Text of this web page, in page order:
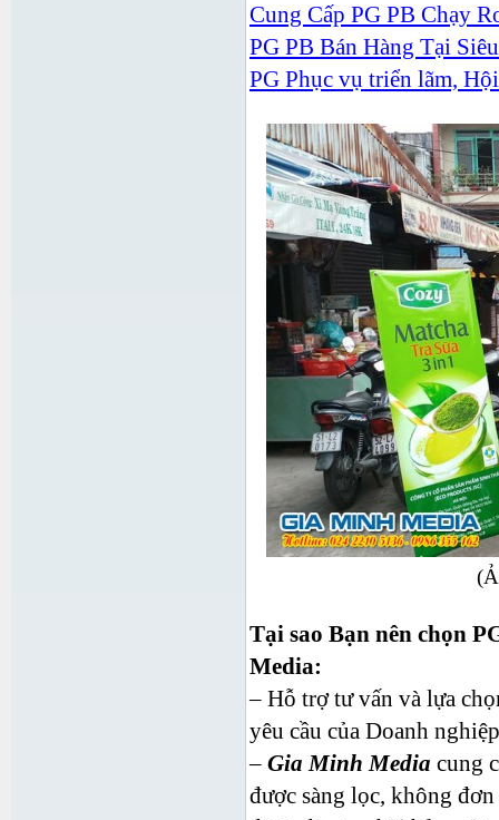
Cung Cấp PG PB Chạy
PG PB Bán Hàng Tại
PG Phục vụ triển lãm,
Tại sao Bạn nên chọn
Media:
– Hỗ trợ tư vấn và lựa
yêu cầu của Doanh
– Gia Minh Media cung
được sàng lọc, không